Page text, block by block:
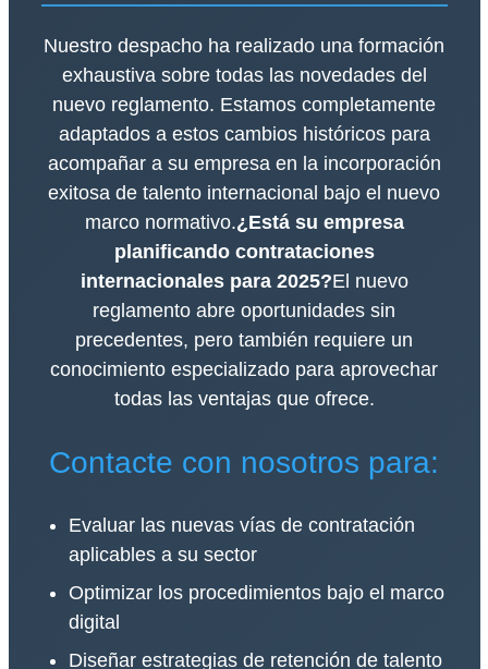
Nuestro despacho ha realizado una formación
exhaustiva sobre todas las novedades del
nuevo reglamento. Estamos completamente
adaptados a estos cambios históricos para
acompañar a su empresa en la incorporación
exitosa de talento internacional bajo el nuevo
marco normativo.¿Está su empresa
planificando contrataciones
internacionales para 2025?El nuevo
reglamento abre oportunidades sin
precedentes, pero también requiere un
conocimiento especializado para aprovechar
todas las ventajas que ofrece.
Contacte con nosotros para:
Evaluar las nuevas vías de contratación
aplicables a su sector
Optimizar los procedimientos bajo el marco
digital
Diseñar estrategias de retención de talento